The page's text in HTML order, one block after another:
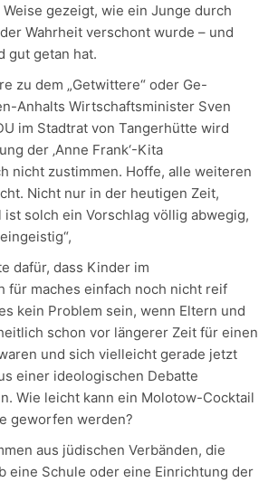
gezeigt, wie ein Junge durch
Wahrheit verschont wurde – und
gut getan hat.
zu dem „Getwittere“ oder Ge-
Anhalts Wirtschaftsminister Sven
im Stadtrat von Tangerhütte wird
der ‚Anne Frank‘-Kita
nicht zustimmen. Hoffe, alle weiteren
Nicht nur in der heutigen Zeit,
solch ein Vorschlag völlig abwegig,
dafür, dass Kinder im
für maches einfach noch nicht reif
kein Problem sein, wenn Eltern und
schon vor längerer Zeit für einen
und sich vielleicht gerade jetzt
einer ideologischen Debatte
Wie leicht kann ein Molotow-Cocktail
geworfen werden?
aus jüdischen Verbänden, die
eine Schule oder eine Einrichtung der